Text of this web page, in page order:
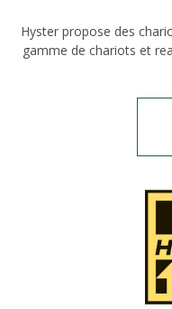
Hyster propose des
gamme de chariots et